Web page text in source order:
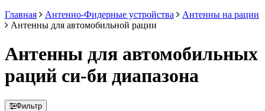
Главная
Антенно-Фидерные устройства
Антенны на рации
Антенны для автомобильной рации
Антенны для автомобильных
раций си-би диапазона
Фильтр